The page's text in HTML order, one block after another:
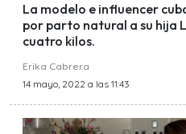
La modelo e influencer
por parto natural a su hija
cuatro kilos.
Erika Cabrera
14 mayo, 2022 a las 11:43